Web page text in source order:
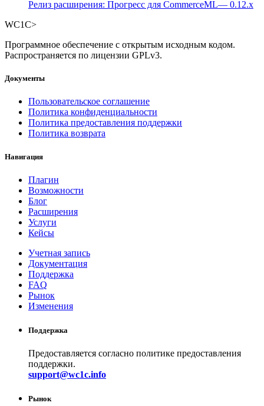
Релиз расширения: Прогресс для CommerceML— 0.12.x
WC1C>
Программное обеспечение с открытым исходным кодом.
Распространяется по лицензии GPLv3.
Документы
Пользовательское соглашение
Политика конфиденциальности
Политика предоставления поддержки
Политика возврата
Навигация
Плагин
Возможности
Блог
Расширения
Услуги
Кейсы
Учетная запись
Документация
Поддержка
FAQ
Рынок
Изменения
Поддержка
Предоставляется согласно политике предоставления
поддержки.
support@wc1c.info
Рынок